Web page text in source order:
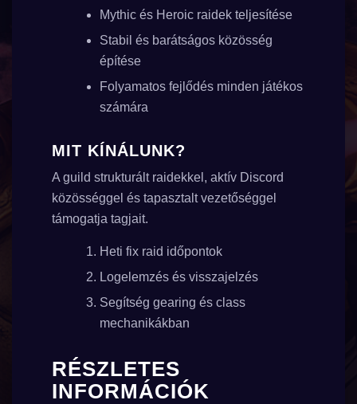
Mythic és Heroic raidek teljesítése
Stabil és barátságos közösség
építése
Folyamatos fejlődés minden játékos
számára
MIT KÍNÁLUNK?
A guild strukturált raidekkel, aktív Discord
közösséggel és tapasztalt vezetőséggel
támogatja tagjait.
Heti fix raid időpontok
Logelemzés és visszajelzés
Segítség gearing és class
mechanikákban
RÉSZLETES
INFORMÁCIÓK